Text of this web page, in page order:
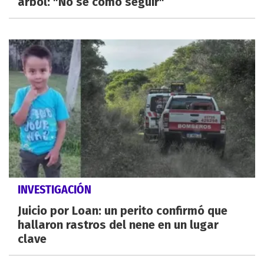
INVESTIGACIÓN
Juicio por Loan: un perito confirmó que
hallaron rastros del nene en un lugar
clave